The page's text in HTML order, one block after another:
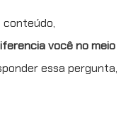
conteúdo,
você no meio
essa pergunta,